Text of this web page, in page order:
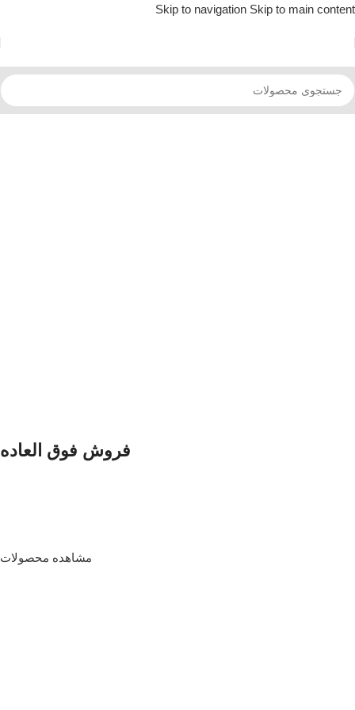
Skip to navigation Skip to main content
تخفیف های شگفت انگیز کالاسل
فروش فوق العاده
مشاهده محصولات